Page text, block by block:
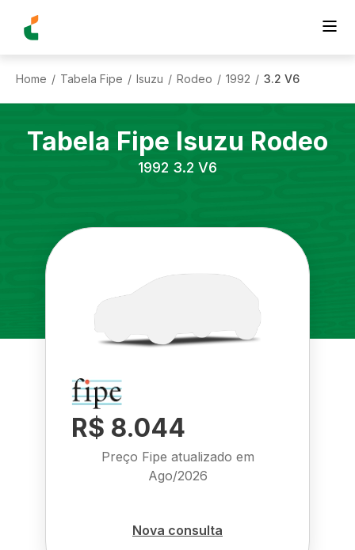
Home / Tabela Fipe / Isuzu / Rodeo / 1992 / 3.2 V6
Tabela Fipe Isuzu Rodeo
1992 3.2 V6
R$ 8.044
Preço Fipe atualizado em
Ago/2026
Nova consulta